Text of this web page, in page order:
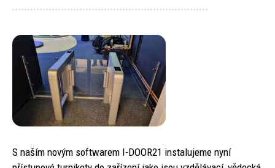
S naším novým softwarem I-DOOR21 instalujeme nyní